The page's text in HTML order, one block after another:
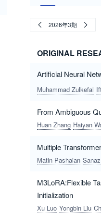
2026年3期
ORIGINAL
Artificial Neural
Muhammad Zulkefal
From Ambiguous
Huan Zhang Haiyan
Multiple
Matin Pashaian
M3LoRA:Flexible
Initialization
Xu Luo Yongbin Liu